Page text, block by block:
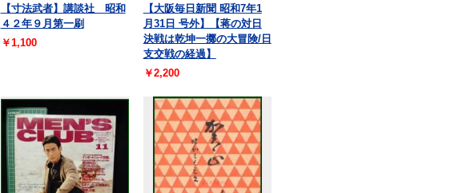
【寸法武者】講談社 昭和
４２年９月第一刷
￥1,100
【大阪毎日新聞 昭和7年1
月31日 号外】【蒋の対日
決戦は乾坤一擲の大冒険/日
支交戦の経過】
￥2,200